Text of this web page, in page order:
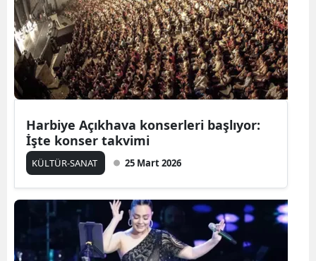
Harbiye Açıkhava konserleri başlıyor:
İşte konser takvimi
KÜLTÜR-SANAT 25 Mart 2026